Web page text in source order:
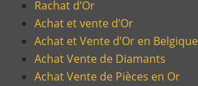
Rachat d’Or
Achat et vente d’Or
Achat et Vente d’Or en Belgique
Achat Vente de Diamants
Achat Vente de Pièces en Or